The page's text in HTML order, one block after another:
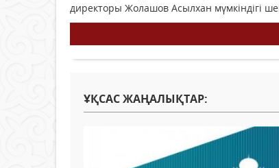
директоры Жолашов Асылхан мүмкіндігі
ҰҚСАС ЖАҢАЛЫҚТАР: